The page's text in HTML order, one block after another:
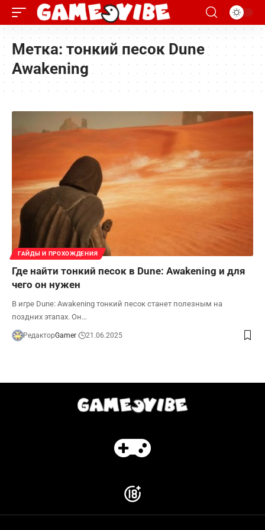
Метка:тонкий песок Dune
Awakening
ГАЙДЫ И ПРОХОЖДЕНИЯ
Где найти тонкий песок в Dune: Awakening и для
чего он нужен
В игре Dune: Awakening тонкий песок станет полезным на
поздних этапах. Он…
РедакторGamer 21.06.2025